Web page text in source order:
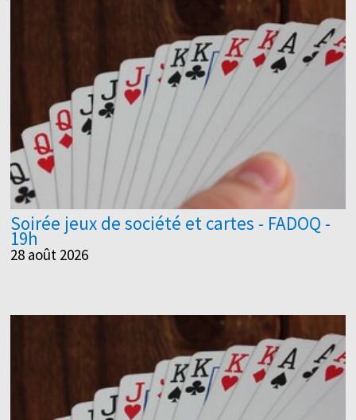
Soirée jeux de société et cartes - FADOQ -
19h
28 août 2026